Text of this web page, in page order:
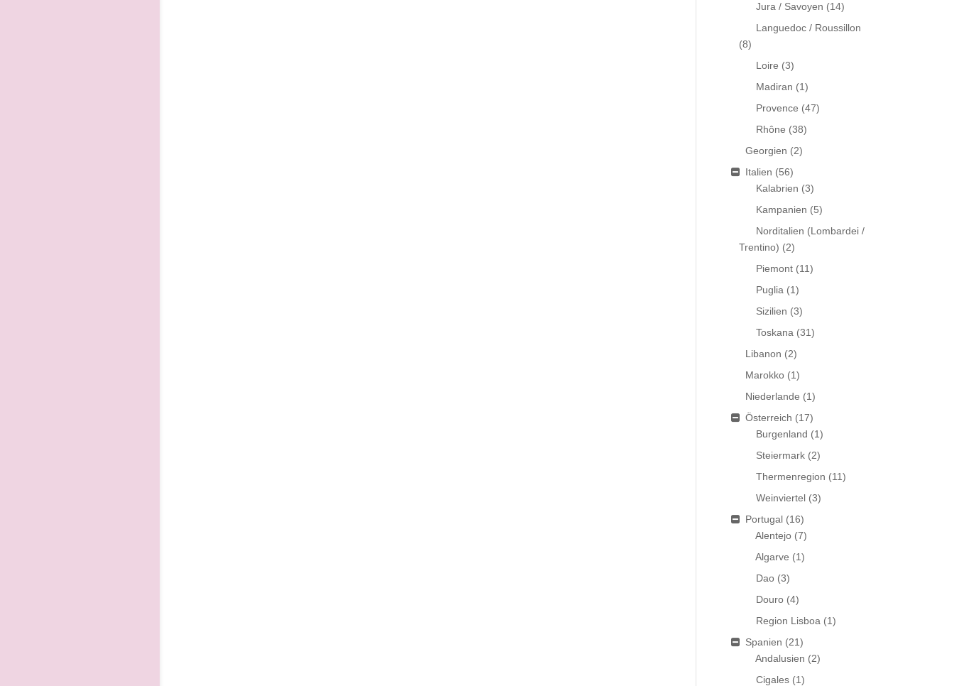
Jura / Savoyen (14)
Languedoc / Roussillon
(8)
Loire (3)
Madiran (1)
Provence (47)
Rhône (38)
Georgien (2)
Italien (56)
Kalabrien (3)
Kampanien (5)
Norditalien (Lombardei /
Trentino) (2)
Piemont (11)
Puglia (1)
Sizilien (3)
Toskana (31)
Libanon (2)
Marokko (1)
Niederlande (1)
Österreich (17)
Burgenland (1)
Steiermark (2)
Thermenregion (11)
Weinviertel (3)
Portugal (16)
Alentejo (7)
Algarve (1)
Dao (3)
Douro (4)
Region Lisboa (1)
Spanien (21)
Andalusien (2)
Cigales (1)